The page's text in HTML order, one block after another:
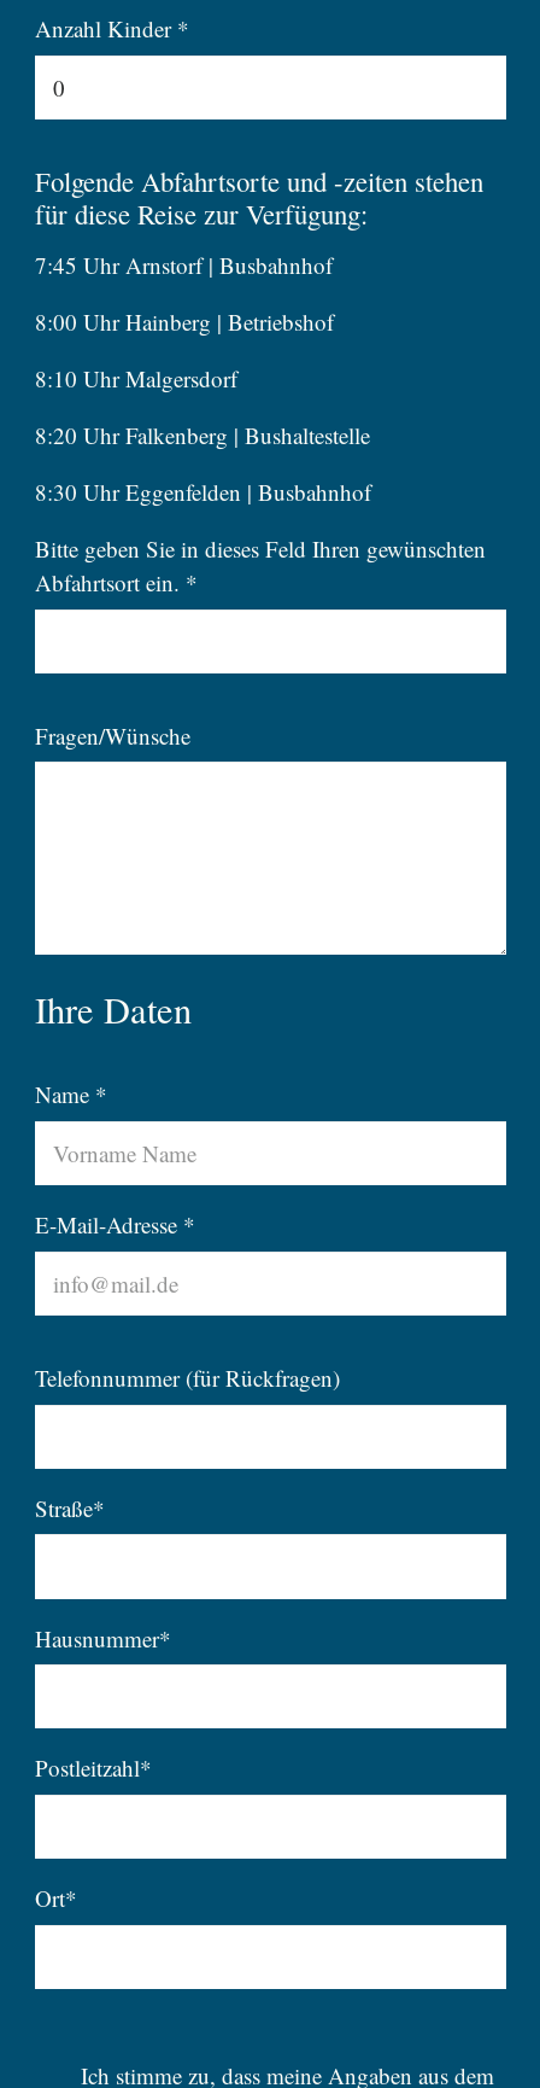
Anzahl Kinder *
Folgende Abfahrtsorte und -zeiten stehen
für diese Reise zur Verfügung:
7:45 Uhr Arnstorf | Busbahnhof
8:00 Uhr Hainberg | Betriebshof
8:10 Uhr Malgersdorf
8:20 Uhr Falkenberg | Bushaltestelle
8:30 Uhr Eggenfelden | Busbahnhof
Bitte geben Sie in dieses Feld Ihren gewünschten
Abfahrtsort ein. *
Fragen/Wünsche
Ihre Daten
Name *
E-Mail-Adresse *
Telefonnummer (für Rückfragen)
Straße*
Hausnummer*
Postleitzahl*
Ort*
Ich stimme zu, dass meine Angaben aus dem